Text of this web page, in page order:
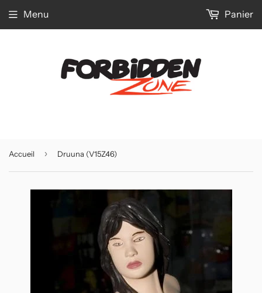
Menu Panier
Accueil › Druuna (V15Z46)